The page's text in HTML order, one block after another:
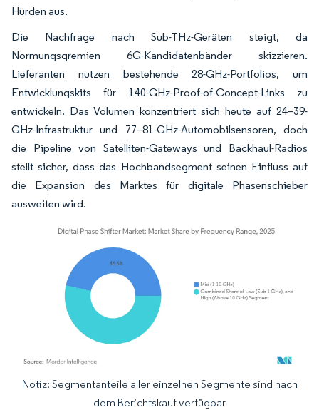
Hürden aus.
Die Nachfrage nach Sub-THz-Geräten steigt, da
Normungsgremien 6G-Kandidatenbänder skizzieren.
Lieferanten nutzen bestehende 28-GHz-Portfolios, um
Entwicklungskits für 140-GHz-Proof-of-Concept-Links zu
entwickeln. Das Volumen konzentriert sich heute auf 24–39-
GHz-Infrastruktur und 77–81-GHz-Automobilsensoren, doch
die Pipeline von Satelliten-Gateways und Backhaul-Radios
stellt sicher, dass das Hochbandsegment seinen Einfluss auf
die Expansion des Marktes für digitale Phasenschieber
ausweiten wird.
Bild © Mordor Intelligence. Wiederverwendung erfordert Namensnennung
Notiz: Segmentanteile aller einzelnen Segmente sind nach
dem Berichtskauf verfügbar